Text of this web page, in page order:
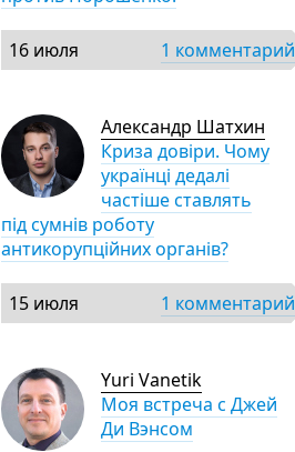
16 июля 1 комментарий
Александр Шатхин
Криза довіри. Чому
українці дедалі
частіше ставлять
під сумнів роботу
антикорупційних органів?
15 июля 1 комментарий
Yuri Vanetik
Моя встреча с Джей
Ди Вэнсом